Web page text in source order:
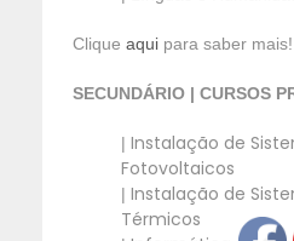
Clique aqui para saber
SECUNDÁRIO | CURSOS
| Instalação de
Fotovoltaicos
| Instalação de
Térmicos